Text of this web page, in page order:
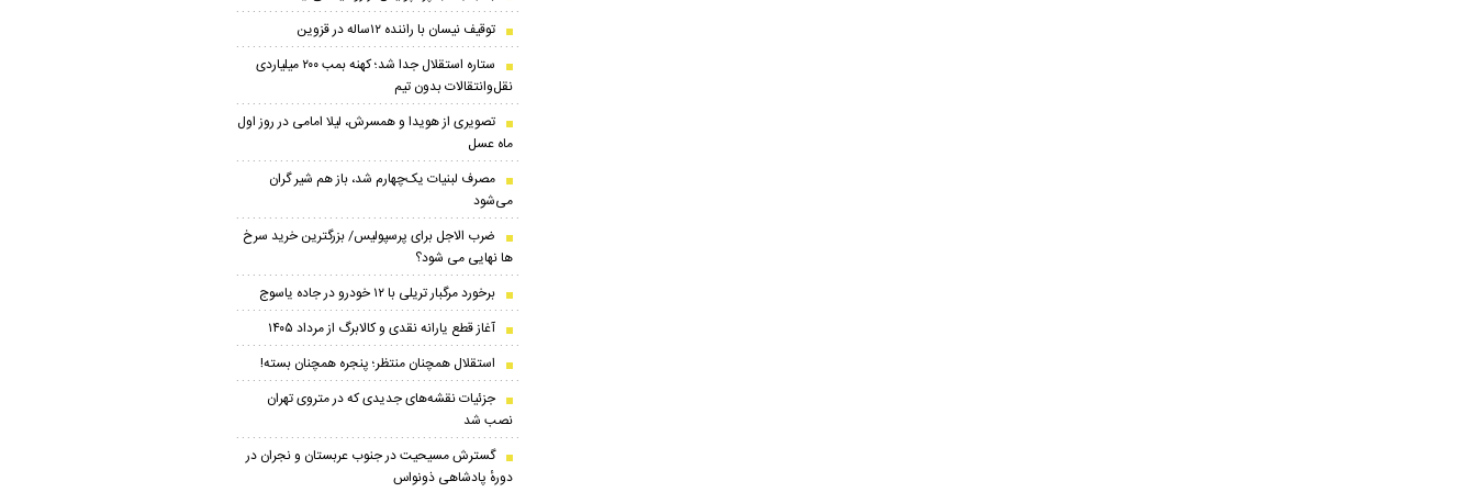
توقیف نیسان با راننده ۱۲ساله در قزوین
ستاره استقلال جدا شد؛ کهنه بمب ۲۰۰ میلیاردی
نقل‌وانتقالات بدون تیم
تصویری از هویدا و همسرش، لیلا امامی در روز اول
ماه عسل
مصرف لبنیات یک‌چهارم شد، باز هم شیر گران
می‌شود
ضرب الاجل برای پرسپولیس/ بزرگترین خرید سرخ
ها نهایی می شود؟
برخورد مرگبار تریلی با ۱۲ خودرو در جاده یاسوج
آغاز قطع یارانه نقدی و کالابرگ از مرداد ۱۴۰۵
استقلال همچنان منتظر؛ پنجره همچنان بسته!
جزئیات نقشه‌های جدیدی که در متروی تهران
نصب شد
گسترش مسیحیت در جنوب عربستان و نجران در
دورهٔ پادشاهی ذونواس